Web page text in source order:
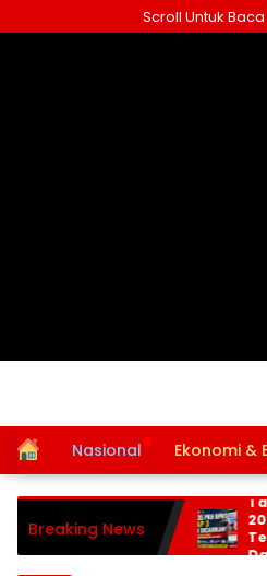
ke
Scroll Untuk
HomeNasional Ekonomi &
Breaking News